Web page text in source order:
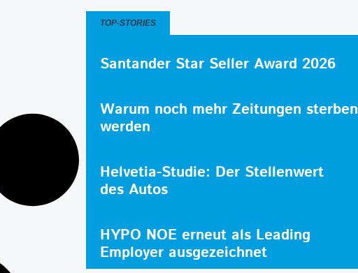
TOP-STORIES
Santander Star Seller Award 2026
Warum noch mehr Zeitungen sterben
werden
Helvetia-Studie: Der Stellenwert
des Autos
HYPO NOE erneut als Leading
Employer ausgezeichnet